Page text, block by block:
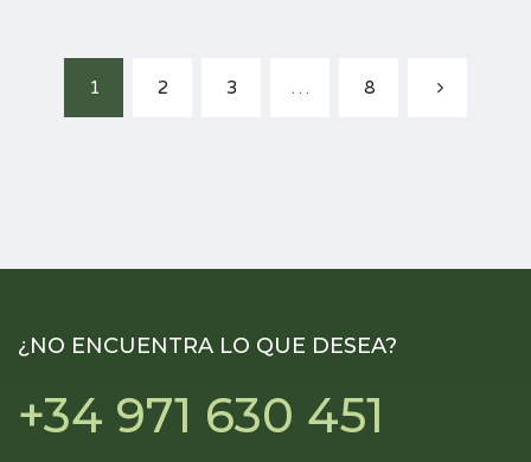
1 2 3 … 8
¿NO ENCUENTRA LO QUE DESEA?
+34 971 630 451